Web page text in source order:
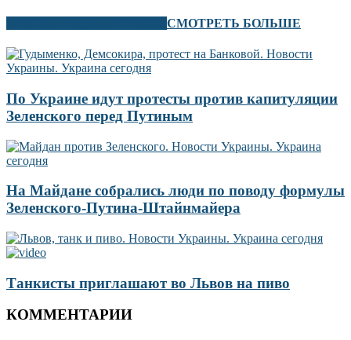
СМОТРЕТЬ БОЛЬШЕ
По Украине идут протесты против капитуляции
Зеленского перед Путиным
На Майдане собрались люди по поводу формулы
Зеленского-Путина-Штайнмайера
Танкисты приглашают во Львов на пиво
КОММЕНТАРИИ